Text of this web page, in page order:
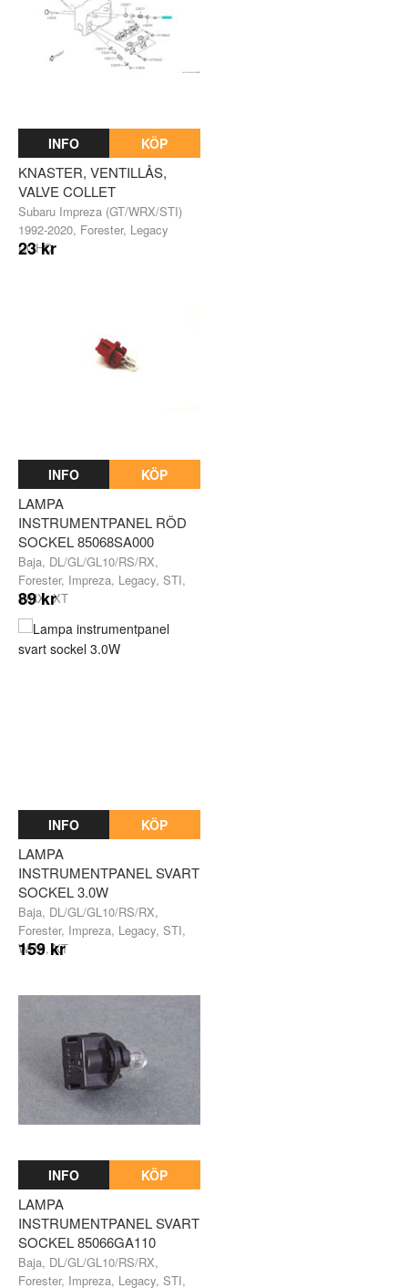
INFO KÖP
KNASTER, VENTILLÅS,
VALVE COLLET
Subaru Impreza (GT/WRX/STI)
1992-2020, Forester, Legacy
DOHC
23 kr
INFO KÖP
LAMPA
INSTRUMENTPANEL RÖD
SOCKEL 85068SA000
Baja, DL/GL/GL10/RS/RX,
Forester, Impreza, Legacy, STI,
WRX, XT
89 kr
INFO KÖP
LAMPA
INSTRUMENTPANEL SVART
SOCKEL 3.0W
Baja, DL/GL/GL10/RS/RX,
Forester, Impreza, Legacy, STI,
WRX, XT
159 kr
INFO KÖP
LAMPA
INSTRUMENTPANEL SVART
SOCKEL 85066GA110
Baja, DL/GL/GL10/RS/RX,
Forester, Impreza, Legacy, STI,